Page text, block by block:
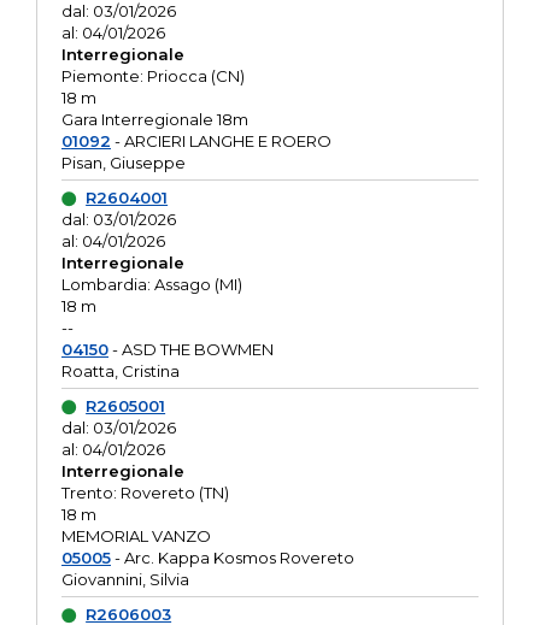
dal: 03/01/2026
al: 04/01/2026
Interregionale
Piemonte: Priocca (CN)
18 m
Gara Interregionale 18m
01092 - ARCIERI LANGHE E ROERO
Pisan, Giuseppe
R2604001
dal: 03/01/2026
al: 04/01/2026
Interregionale
Lombardia: Assago (MI)
18 m
--
04150- ASD THE BOWMEN
Roatta, Cristina
R2605001
dal: 03/01/2026
al: 04/01/2026
Interregionale
Trento: Rovereto (TN)
18 m
MEMORIAL VANZO
05005- Arc. Kappa Kosmos Rovereto
Giovannini, Silvia
R2606003